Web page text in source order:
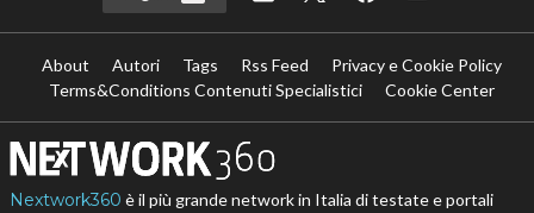
About Autori Tags Rss Feed
Privacy e Cookie Policy
Terms&Conditions Contenuti Specialistici
Cookie Center
Nextwork360 è il più grande network in Italia di testate e portali